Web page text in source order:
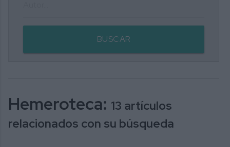
BUSCAR
Hemeroteca: 13 artículos
relacionados con su búsqueda